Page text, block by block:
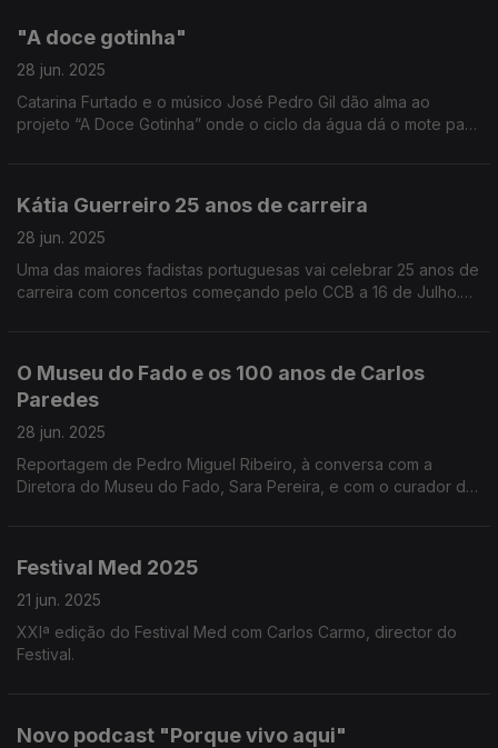
"A doce gotinha"
28 jun. 2025
Catarina Furtado e o músico José Pedro Gil dão alma ao
projeto “A Doce Gotinha” onde o ciclo da água dá o mote para
Kátia Guerreiro 25 anos de carreira
28 jun. 2025
Uma das maiores fadistas portuguesas vai celebrar 25 anos de
carreira com concertos começando pelo CCB a 16 de Julho.
O Museu do Fado e os 100 anos de Carlos
Paredes
28 jun. 2025
Reportagem de Pedro Miguel Ribeiro, à conversa com a
Diretora do Museu do Fado, Sara Pereira, e com o curador da
Festival Med 2025
21 jun. 2025
XXIª edição do Festival Med com Carlos Carmo, director do
Festival.
Novo podcast "Porque vivo aqui"